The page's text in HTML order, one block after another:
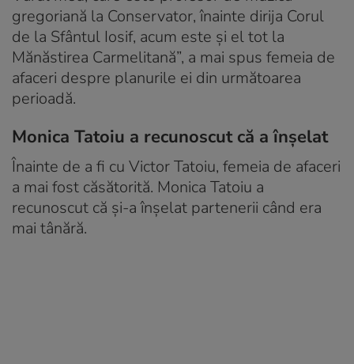
gregoriană la Conservator, înainte dirija Corul
de la Sfântul Iosif, acum este și el tot la
Mănăstirea Carmelitană”, a mai spus femeia de
afaceri despre planurile ei din următoarea
perioadă.
Monica Tatoiu a recunoscut că a înșelat
Înainte de a fi cu Victor Tatoiu, femeia de afaceri
a mai fost căsătorită. Monica Tatoiu a
recunoscut că și-a înșelat partenerii când era
mai tânără.